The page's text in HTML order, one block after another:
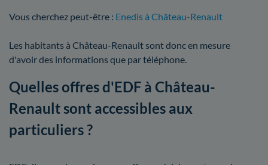
Vous cherchez peut-être : Enedis à Château-Renault
Les habitants à Château-Renault sont donc en mesure
d'avoir des informations que par téléphone.
Quelles offres d'EDF à Château-
Renault sont accessibles aux
particuliers ?